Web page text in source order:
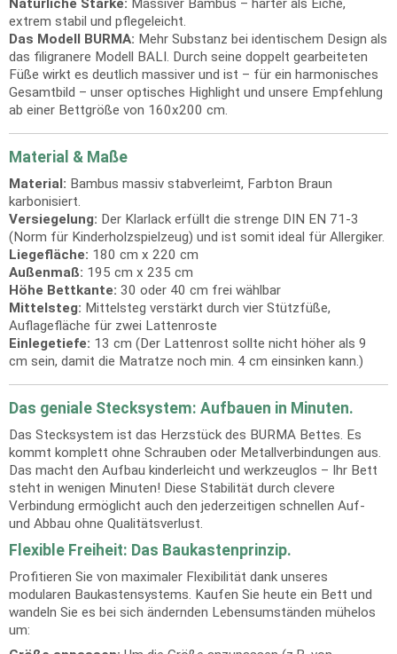
Natürliche Stärke: Massiver Bambus – härter als Eiche,
extrem stabil und pflegeleicht.
Das Modell BURMA: Mehr Substanz bei identischem Design als
das filigranere Modell BALI. Durch seine doppelt gearbeiteten
Füße wirkt es deutlich massiver und ist – für ein harmonisches
Gesamtbild – unser optisches Highlight und unsere Empfehlung
ab einer Bettgröße von 160x200 cm.
Material & Maße
Material: Bambus massiv stabverleimt, Farbton Braun
karbonisiert.
Versiegelung: Der Klarlack erfüllt die strenge DIN EN 71-3
(Norm für Kinderholzspielzeug) und ist somit ideal für Allergiker.
Liegefläche: 180 cm x 220 cm
Außenmaß: 195 cm x 235 cm
Höhe Bettkante: 30 oder 40 cm frei wählbar
Mittelsteg: Mittelsteg verstärkt durch vier Stützfüße,
Auflagefläche für zwei Lattenroste
Einlegetiefe: 13 cm (Der Lattenrost sollte nicht höher als 9
cm sein, damit die Matratze noch min. 4 cm einsinken kann.)
Das geniale Stecksystem: Aufbauen in Minuten.
Das Stecksystem ist das Herzstück des BURMA Bettes. Es
kommt komplett ohne Schrauben oder Metallverbindungen aus.
Das macht den Aufbau kinderleicht und werkzeuglos – Ihr Bett
steht in wenigen Minuten! Diese Stabilität durch clevere
Verbindung ermöglicht auch den jederzeitigen schnellen Auf-
und Abbau ohne Qualitätsverlust.
Flexible Freiheit: Das Baukastenprinzip.
Profitieren Sie von maximaler Flexibilität dank unseres
modularen Baukastensystems. Kaufen Sie heute ein Bett und
wandeln Sie es bei sich ändernden Lebensumständen mühelos
um: